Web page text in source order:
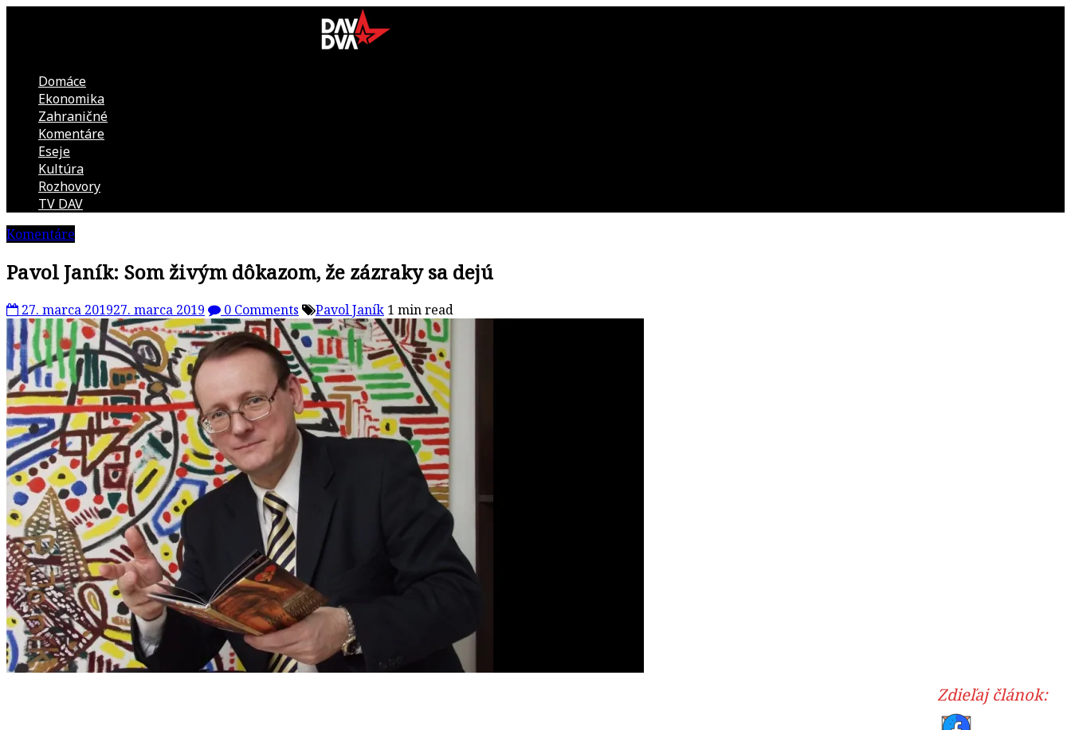
DAV
DVA
kultúrno-
politická
revue
Domáce
Ekonomika
Zahraničné
Komentáre
Eseje
Kultúra
Rozhovory
TV DAV
Komentáre
Pavol Janík: Som živým dôkazom, že zázraky sa dejú
27. marca 201927. marca 2019 0 Comments Pavol Janík 1 min read
Zdieľaj článok: